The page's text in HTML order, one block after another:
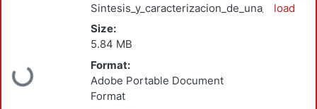
Loading...
Size:
5.84 MB
Format:
Adobe Portable Document
Format
load